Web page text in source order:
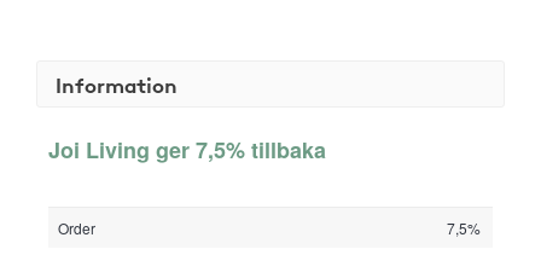
Information
Joi Living ger 7,5% tillbaka
Order 7,5%